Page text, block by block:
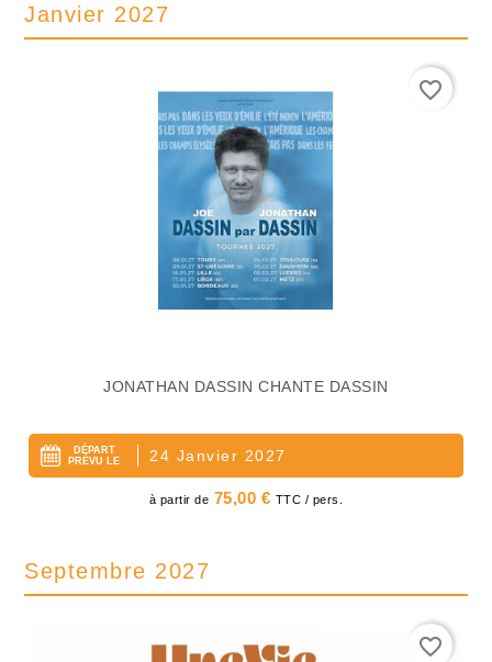
Janvier 2027
JONATHAN DASSIN CHANTE DASSIN
DÉPART
PRÉVU LE
24 Janvier 2027
Prix
à partir de 75,00 € TTC / pers.
favorite_border
Septembre 2027
favorite_border